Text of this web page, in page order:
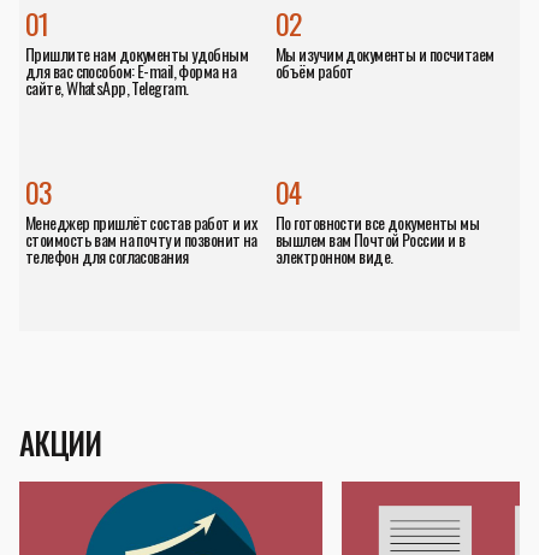
01
Пришлите нам документы удобным
для вас способом: E-mail, форма на
сайте, WhatsApp, Telegram.
02
Мы изучим документы и посчитаем
объём работ
04
По готовности все документы мы
вышлем вам Почтой России и в
электронном виде.
03
Менеджер пришлёт состав работ и их
стоимость вам на почту и позвонит на
телефон для согласования
АКЦИИ